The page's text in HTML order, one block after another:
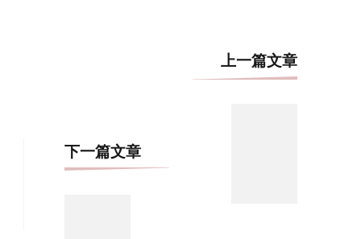
上一篇文章
下一篇文章